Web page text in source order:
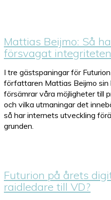
Mattias Beijmo: Så
försvagat integriteten
I tre gästspaningar för
författaren Mattias Beijmo sin
försämrar våra möjligheter till
och vilka utmaningar det
så har internets utveckling
grunden.
Futurion på årets
raidledare till VD?